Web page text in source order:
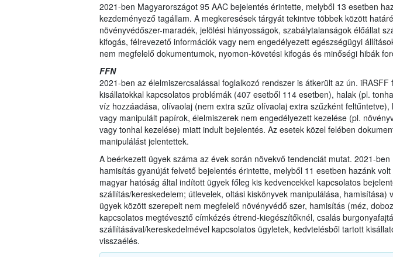
2021-ben Magyarországot 95 AAC bejelentés érintette, melyből 13 esetben
kezdeményező tagállam. A megkeresések tárgyát tekintve többek között
növényvédőszer-maradék, jelölési hiányosságok, szabálytalanságok élőállat
kifogás, félrevezető információk vagy nem engedélyezett egészségügyi
nem megfelelő dokumentumok, nyomon-követési kifogás és minőségi hibák
FFN
2021-ben az élelmiszercsalással foglalkozó rendszer is átkerült az ún. iRASFF
kisállatokkal kapcsolatos problémák (407 esetből 114 esetben), halak (pl.
víz hozzáadása, olívaolaj (nem extra szűz olívaolaj extra szűzként feltűntetve),
vagy manipulált papírok, élelmiszerek nem engedélyezett kezelése (pl.
vagy tonhal kezelése) miatt indult bejelentés. Az esetek közel felében
manipulálást jelentettek.
A beérkezett ügyek száma az évek során növekvő tendenciát mutat. 2021-
hamisítás gyanúját felvető bejelentés érintette, melyből 11 esetben hazánk
magyar hatóság által indított ügyek főleg kis kedvencekkel kapcsolatos
szállítás/kereskedelem; útlevelek, oltási kiskönyvek manipulálása, hamisítása)
ügyek között szerepelt nem megfelelő növényvédő szer, hamisítás (méz,
kapcsolatos megtévesztő címkézés étrend-kiegészítőknél, csalás
szállításával/kereskedelmével kapcsolatos ügyletek, kedvtelésből tartott
visszaélés.